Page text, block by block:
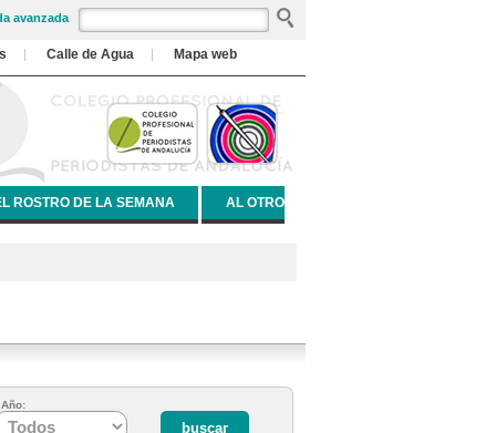
avanzada
Calle de Agua Mapa web
ROSTRO DE LA SEMANA AL OTRO